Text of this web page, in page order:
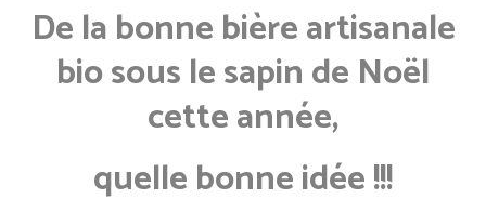
De la bonne bière artisanale
bio sous le sapin de Noël
cette année,
quelle bonne idée !!!